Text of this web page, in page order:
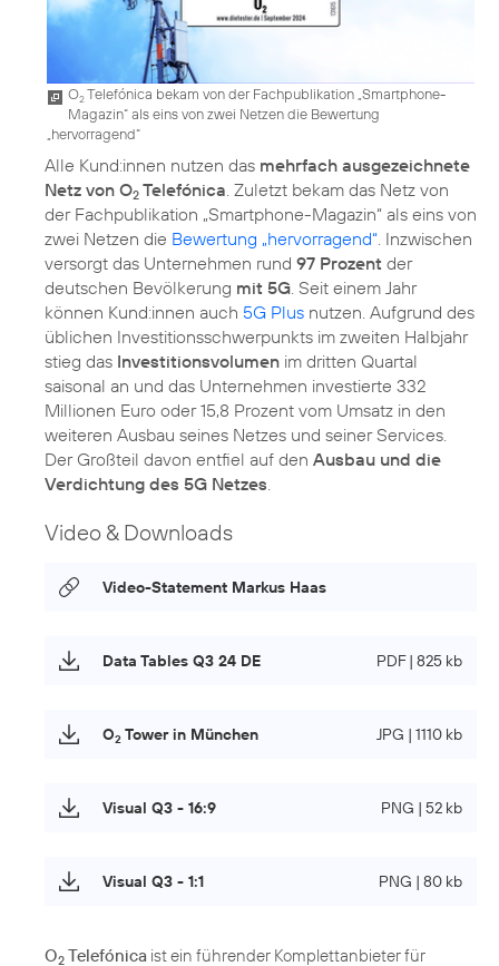
O2Telefónica bekam von der Fachpublikation „Smartphone-
Magazin“ als eins von zwei Netzen die Bewertung
„hervorragend“
Alle Kund:innen nutzen das mehrfach ausgezeichnete
Netz von O2 Telefónica. Zuletzt bekam das Netz von
der Fachpublikation „Smartphone-Magazin“ als eins von
zwei Netzen die Bewertung „hervorragend“. Inzwischen
versorgt das Unternehmen rund 97 Prozent der
deutschen Bevölkerung mit 5G. Seit einem Jahr
können Kund:innen auch 5G Plus nutzen. Aufgrund des
üblichen Investitionsschwerpunkts im zweiten Halbjahr
stieg das Investitionsvolumen im dritten Quartal
saisonal an und das Unternehmen investierte 332
Millionen Euro oder 15,8 Prozent vom Umsatz in den
weiteren Ausbau seines Netzes und seiner Services.
Der Großteil davon entfiel auf den Ausbau und die
Verdichtung des 5G Netzes.
Video & Downloads
Video-Statement Markus Haas
Data Tables Q3 24 DE PDF | 825 kb
O2 Tower in München JPG | 1110 kb
Visual Q3 - 16:9 PNG | 52 kb
Visual Q3 - 1:1 PNG | 80 kb
O2 Telefónica ist ein führender Komplettanbieter für